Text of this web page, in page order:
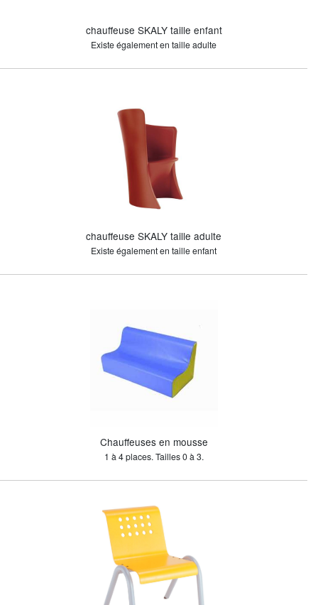
chauffeuse SKALY taille enfant
Existe également en taille adulte
chauffeuse SKALY taille adulte
Existe également en taille enfant
Chauffeuses en mousse
1 à 4 places. Tailles 0 à 3.